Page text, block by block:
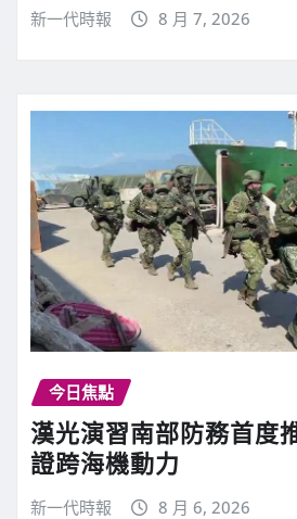
新一代時報 8 月 7, 2026
今日焦點
漢光演習南部防務首度
證跨海機動力
新一代時報 8 月 6, 2026